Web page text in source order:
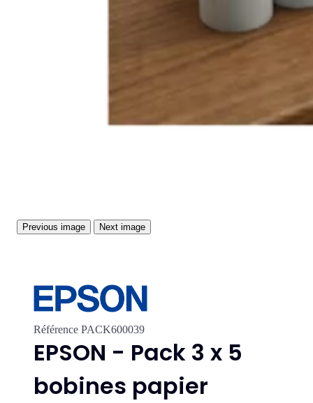
Previous image Next image
Référence PACK600039
EPSON - Pack 3 x 5
bobines papier